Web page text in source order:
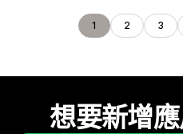
1 2 3
想要新增